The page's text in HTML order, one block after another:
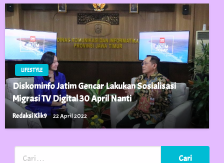
LIFESTYLE
Diskominfo Jatim Gencar Lakukan Sosialisasi
Migrasi TV Digital 30 April Nanti
Redaksi Klik9 22 April 2022